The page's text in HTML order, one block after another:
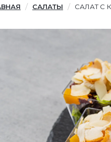
САЛАТЫ САЛАТ